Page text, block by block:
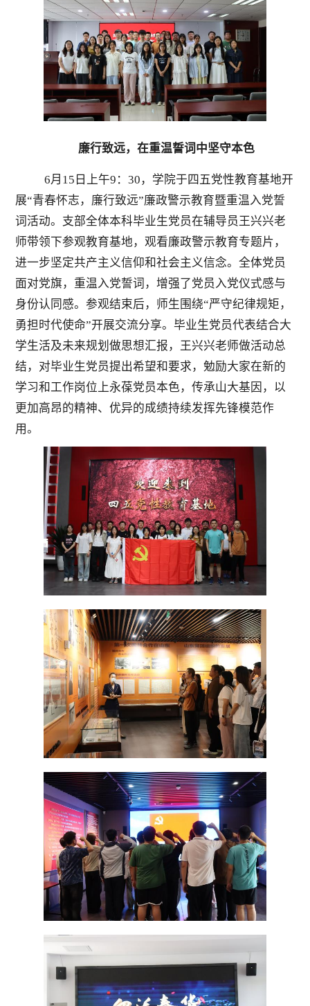
廉行致远，在重温誓词中坚守本色
6月15日上午9：30，学院于四五党性教育基地开
展“青春怀志，廉行致远”廉政警示教育暨重温入党誓
词活动。支部全体本科毕业生党员在辅导员王兴兴老
师带领下参观教育基地，观看廉政警示教育专题片，
进一步坚定共产主义信仰和社会主义信念。全体党员
面对党旗，重温入党誓词，增强了党员入党仪式感与
身份认同感。参观结束后，师生围绕“严守纪律规矩，
勇担时代使命”开展交流分享。毕业生党员代表结合大
学生活及未来规划做思想汇报，王兴兴老师做活动总
结，对毕业生党员提出希望和要求，勉励大家在新的
学习和工作岗位上永葆党员本色，传承山大基因，以
更加高昂的精神、优异的成绩持续发挥先锋模范作
用。